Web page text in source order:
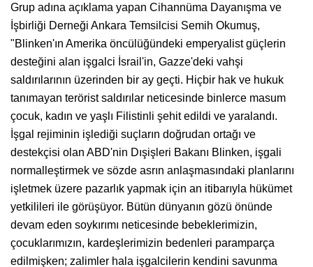
Grup adına açıklama yapan Cihannüma Dayanışma ve
İşbirliği Derneği Ankara Temsilcisi Semih Okumuş,
"Blinken'ın Amerika öncülüğündeki emperyalist güçlerin
desteğini alan işgalci İsrail'in, Gazze'deki vahşi
saldırılarının üzerinden bir ay geçti. Hiçbir hak ve hukuk
tanımayan terörist saldırılar neticesinde binlerce masum
çocuk, kadın ve yaşlı Filistinli şehit edildi ve yaralandı.
İşgal rejiminin işlediği suçların doğrudan ortağı ve
destekçisi olan ABD'nin Dışişleri Bakanı Blinken, işgali
normalleştirmek ve sözde asrın anlaşmasındaki planlarını
işletmek üzere pazarlık yapmak için an itibarıyla hükümet
yetkilileri ile görüşüyor. Bütün dünyanın gözü önünde
devam eden soykırımı neticesinde bebeklerimizin,
çocuklarımızın, kardeşlerimizin bedenleri paramparça
edilmişken; zalimler hala işgalcilerin kendini savunma